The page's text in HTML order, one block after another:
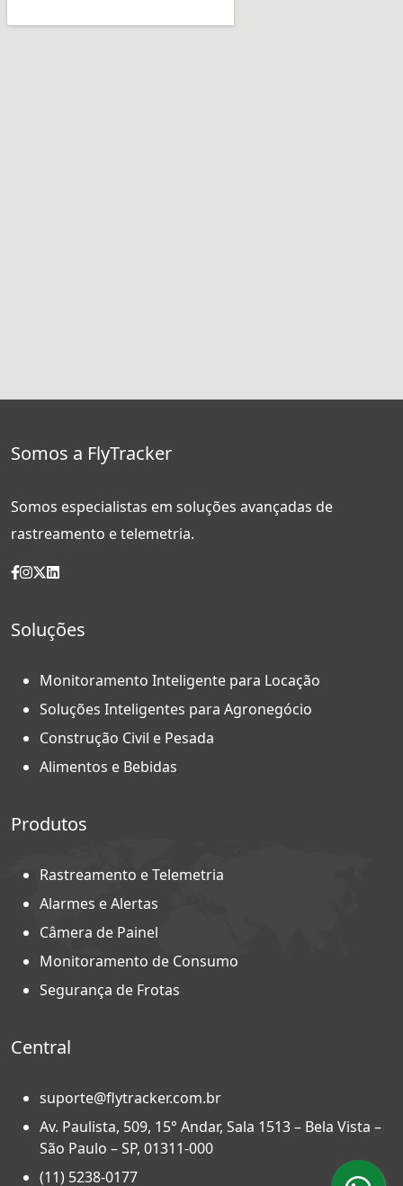
Somos a FlyTracker
Somos especialistas em soluções avançadas de
rastreamento e telemetria.
Soluções
Monitoramento Inteligente para Locação
Soluções Inteligentes para Agronegócio
Construção Civil e Pesada
Alimentos e Bebidas
Produtos
Rastreamento e Telemetria
Alarmes e Alertas
Câmera de Painel
Monitoramento de Consumo
Segurança de Frotas
Central
suporte@flytracker.com.br
Av. Paulista, 509, 15° Andar, Sala 1513 – Bela Vista –
São Paulo – SP, 01311-000
(11) 5238-0177